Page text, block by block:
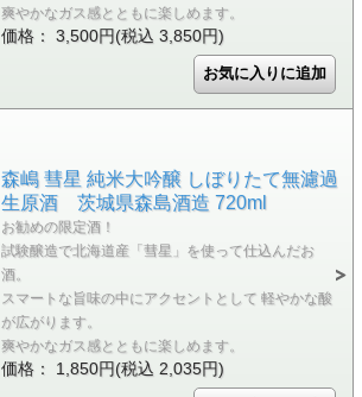
爽やかなガス感とともに楽しめます。
価格： 3,500円(税込 3,850円)
森嶋 彗星 純米大吟醸 しぼりたて無濾過
生原酒 茨城県森島酒造 720ml
お勧めの限定酒！
試験醸造で北海道産「彗星」を使って仕込んだお
酒。
スマートな旨味の中にアクセントとして 軽やかな酸
が広がります。
爽やかなガス感とともに楽しめます。
価格： 1,850円(税込 2,035円)